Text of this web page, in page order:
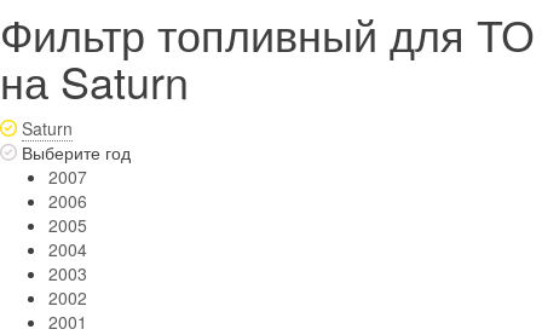
Фильтр топливный для ТО
на Saturn
Saturn
Выберите год
2007
2006
2005
2004
2003
2002
2001